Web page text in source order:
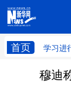
首页 学习进
学习进行时穆迪